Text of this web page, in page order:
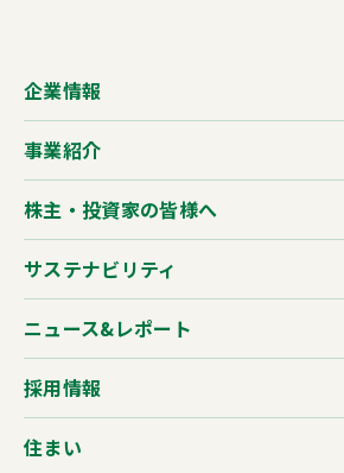
企業情報
事業紹介
株主・投資家の皆様へ
サステナビリティ
ニュース&レポート
採用情報
住まい